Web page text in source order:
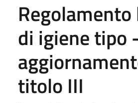
Regolamento
di igiene tipo
titolo III